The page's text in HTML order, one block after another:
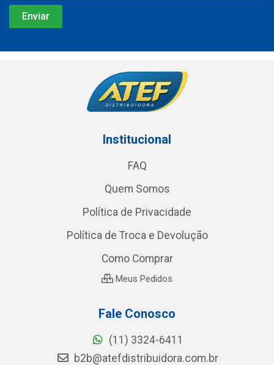
Institucional
FAQ
Quem Somos
Política de Privacidade
Política de Troca e Devolução
Como Comprar
Meus Pedidos
Fale Conosco
(11) 3324-6411
b2b@atefdistribuidora.com.br